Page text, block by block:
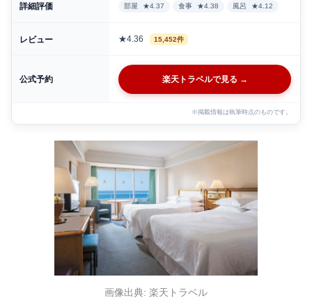
詳細評価 部屋 ★4.37 食事 ★4.38 風呂 ★4.12
レビュー ★4.36 15,452件
公式予約 楽天トラベルで見る →
※掲載情報は執筆時点のものです。
画像出典: 楽天トラベル